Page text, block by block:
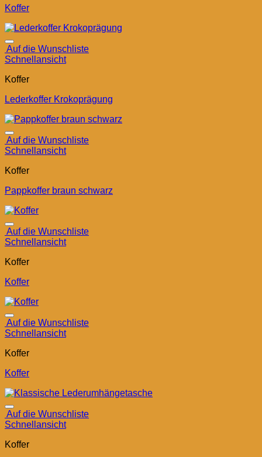
Koffer
Auf die Wunschliste
Schnellansicht
Koffer
Lederkoffer Krokoprägung
Auf die Wunschliste
Schnellansicht
Koffer
Pappkoffer braun schwarz
Auf die Wunschliste
Schnellansicht
Koffer
Koffer
Auf die Wunschliste
Schnellansicht
Koffer
Koffer
Auf die Wunschliste
Schnellansicht
Koffer